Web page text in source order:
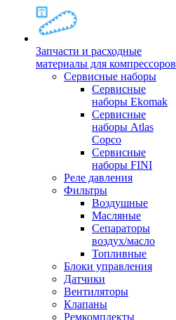
Запчасти и расходные
материалы для компрессоров
Cервисные наборы
Сервисные
наборы Ekomak
Cервисные
наборы Atlas
Copco
Сервисные
наборы FINI
Реле давления
Фильтры
Воздушные
Масляные
Сепараторы
воздух/масло
Топливные
Блоки управления
Датчики
Вентиляторы
Клапаны
Ремкомплекты